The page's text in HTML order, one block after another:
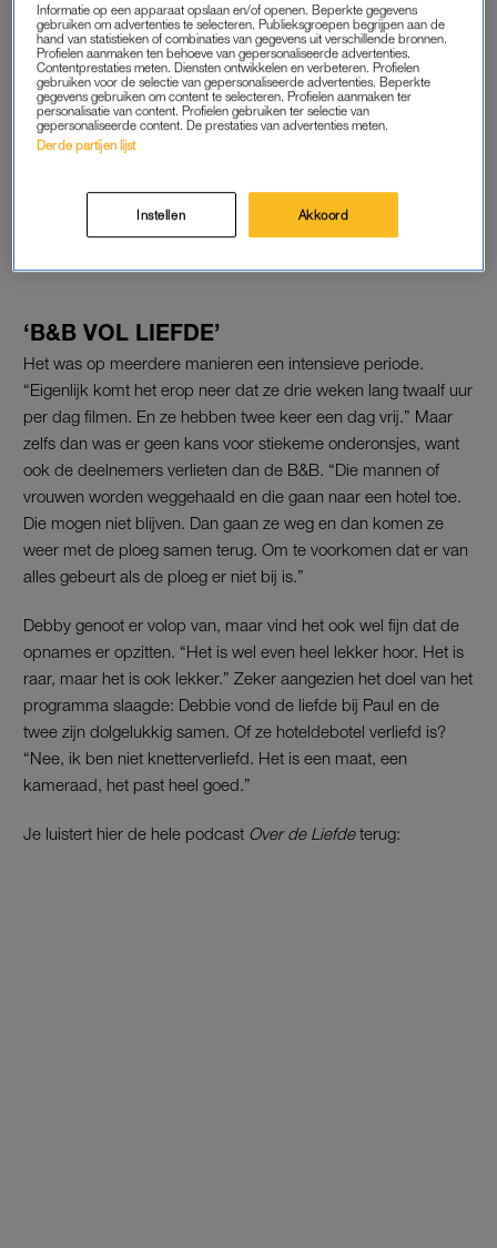
Toch hebben de twee hebben inmiddels een jaar verkering
“Het is gegroeid en zoals Paul altijd zegt, en daar heeft hij
helemaal gelijk in: wij kregen constant een spiegel
voorgehouden, omdat we een soort van verslaggever bij ons
hadden in die drie weken dat er werd opgenomen. ‘Je zegt
snelkookpan met een soort relatietherapeut. Op die manier
zijn we elkaar steeds anders gaan zien en steeds opener naar
‘B&B VOL LIEFDE’
Het was op meerdere manieren een intensieve periode.
“Eigenlijk komt het erop neer dat ze drie weken lang twaalf uur
per dag filmen. En ze hebben twee keer een dag vrij.” Maar
zelfs dan was er geen kans voor stiekeme onderonsjes, want
ook de deelnemers verlieten dan de B&B. “Die mannen of
vrouwen worden weggehaald en die gaan naar een hotel toe.
Die mogen niet blijven. Dan gaan ze weg en dan komen ze
weer met de ploeg samen terug. Om te voorkomen dat er van
alles gebeurt als de ploeg er niet bij is.”
Debby genoot er volop van, maar vind het ook wel fijn dat de
opnames er opzitten. “Het is wel even heel lekker hoor. Het is
raar, maar het is ook lekker.” Zeker aangezien het doel van het
programma slaagde: Debbie vond de liefde bij Paul en de
twee zijn dolgelukkig samen. Of ze hoteldebotel verliefd is?
“Nee, ik ben niet knetterverliefd. Het is een maat, een
kameraad, het past heel goed.”
Je luistert hier de hele podcast Over de Liefdeterug:
Informatie op een apparaat opslaan en/of openen. Beperkte gegevens
gebruiken om advertenties te selecteren. Publieksgroepen begrijpen aan de
hand van statistieken of combinaties van gegevens uit verschillende bronnen.
Profielen aanmaken ten behoeve van gepersonaliseerde advertenties.
Contentprestaties meten. Diensten ontwikkelen en verbeteren. Profielen
gebruiken voor de selectie van gepersonaliseerde advertenties. Beperkte
gegevens gebruiken om content te selecteren. Profielen aanmaken ter
personalisatie van content. Profielen gebruiken ter selectie van
gepersonaliseerde content. De prestaties van advertenties meten.
Derde partijen lijst
Instellen Akkoord